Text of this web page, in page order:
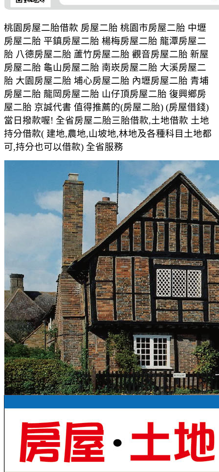
桃園房屋二胎借款 房屋二胎 桃園市房屋二胎 中壢
房屋二胎 平鎮房屋二胎 楊梅房屋二胎 龍潭房屋二
胎 八德房屋二胎 蘆竹房屋二胎 觀音房屋二胎 新屋
房屋二胎 龜山房屋二胎 南崁房屋二胎 大溪房屋二
胎 大園房屋二胎 埔心房屋二胎 內壢房屋二胎 青埔
房屋二胎 龍岡房屋二胎 山仔頂房屋二胎 復興鄉房
屋二胎 京誠代書 值得推薦的(房屋二胎) (房屋借錢)
當日撥款喔! 全省房屋二胎三胎借款,土地借款 土地
持分借款( 建地,農地,山坡地,林地及各種科目土地都
可,持分也可以借款) 全省服務